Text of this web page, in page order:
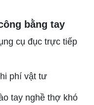
bằng tay
cụ đục trực tiếp
phí vật tư
tay nghề thợ khó